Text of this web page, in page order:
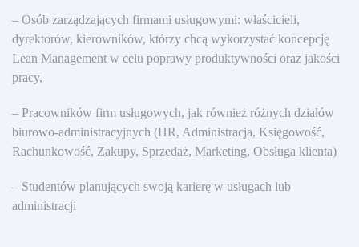
– Osób zarządzających firmami usługowymi: właścicieli,
dyrektorów, kierowników, którzy chcą wykorzystać koncepcję
Lean Management w celu poprawy produktywności oraz jakości
pracy,
– Pracowników firm usługowych, jak również różnych działów
biurowo-administracyjnych (HR, Administracja, Księgowość,
Rachunkowość, Zakupy, Sprzedaż, Marketing, Obsługa klienta)
– Studentów planujących swoją karierę w usługach lub
administracji